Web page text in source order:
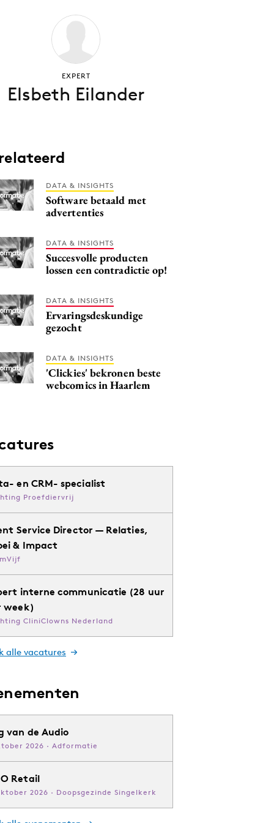
EXPERT
Elsbeth Eilander
DATA & INSIGHTS
Software betaald met
advertenties
DATA & INSIGHTS
Succesvolle producten
lossen een contradictie op!
DATA & INSIGHTS
Ervaringsdeskundige
gezocht
DATA & INSIGHTS
'Clickies' bekronen beste
webcomics in Haarlem
en CRM- specialist
Proefdiervrij
Service Director — Relaties,
& Impact
interne communicatie (28 uur
week)
CliniClowns Nederland
alle vacatures
van de Audio
2026 · Adformatie
Retail
2026 · Doopsgezinde Singelkerk